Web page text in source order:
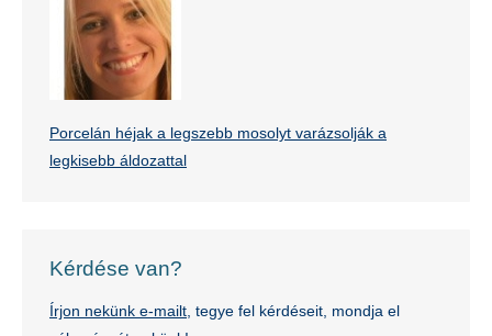
Porcelán héjak a legszebb mosolyt varázsolják a
legkisebb áldozattal
Kérdése van?
Írjon nekünk e-mailt , tegye fel kérdéseit, mondja el